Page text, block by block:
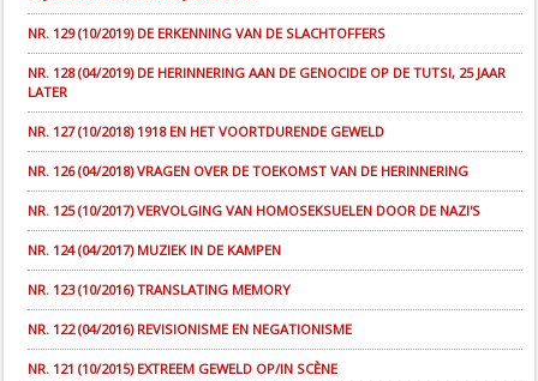
NR. 129 (10/2019) DE ERKENNING VAN DE SLACHTOFFERS
NR. 128 (04/2019) DE HERINNERING AAN DE GENOCIDE OP DE TUTSI, 25 JAAR
LATER
NR. 127 (10/2018) 1918 EN HET VOORTDURENDE GEWELD
NR. 126 (04/2018) VRAGEN OVER DE TOEKOMST VAN DE HERINNERING
NR. 125 (10/2017) VERVOLGING VAN HOMOSEKSUELEN DOOR DE NAZI'S
NR. 124 (04/2017) MUZIEK IN DE KAMPEN
NR. 123 (10/2016) TRANSLATING MEMORY
NR. 122 (04/2016) REVISIONISME EN NEGATIONISME
NR. 121 (10/2015) EXTREEM GEWELD OP/IN SCÈNE